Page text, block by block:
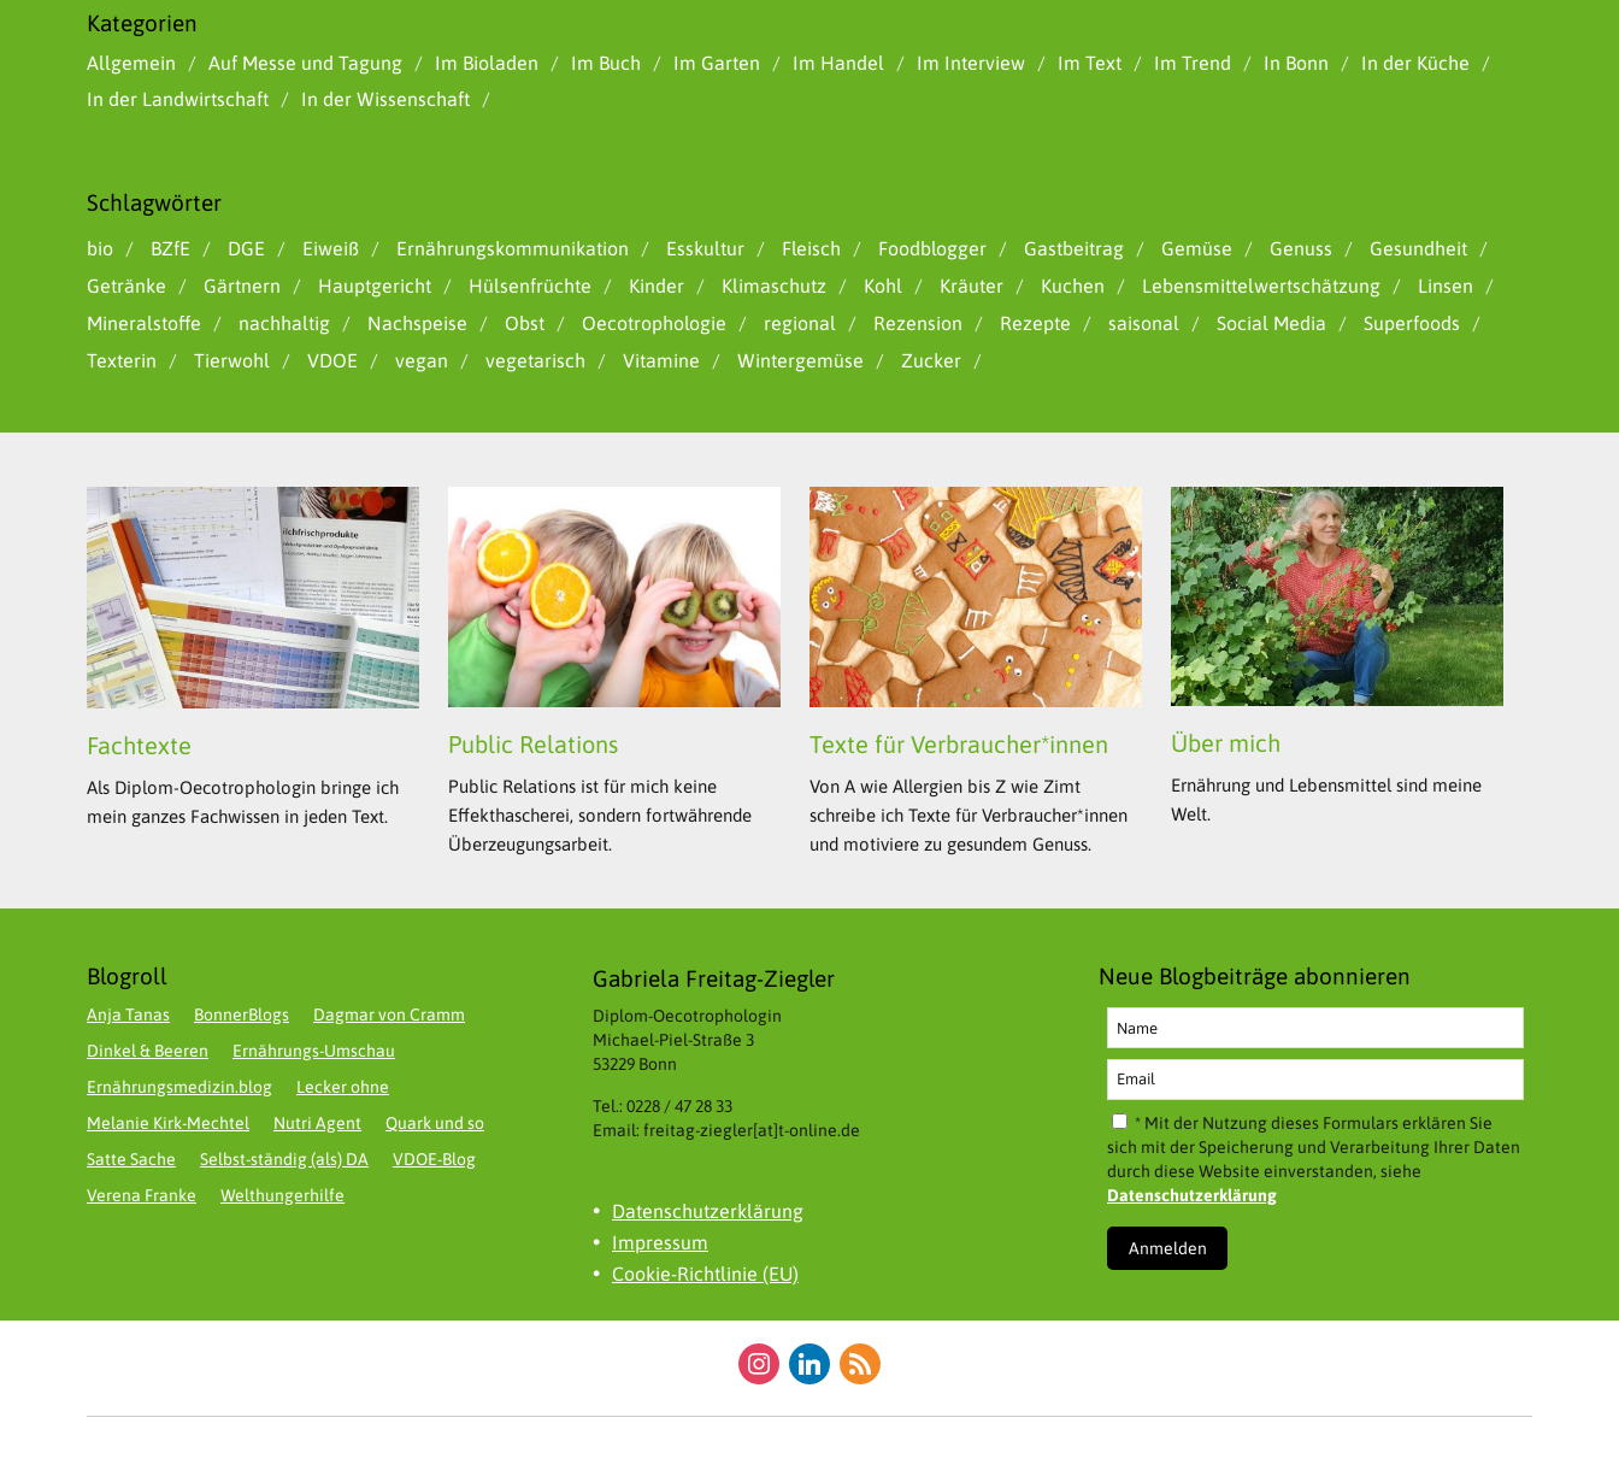
Kategorien
Allgemein Auf Messe und Tagung Im Bioladen Im Buch Im Garten Im Handel Im Interview Im Text Im Trend In Bonn
In der Küche
In der Landwirtschaft
In der Wissenschaft
Schlagwörter
bio BZfE DGE Eiweiß Ernährungskommunikation Esskultur Fleisch Foodblogger Gastbeitrag Gemüse Genuss
Gesundheit
Getränke
Gärtnern Hauptgericht Hülsenfrüchte Kinder Klimaschutz Kohl Kräuter Kuchen Lebensmittelwertschätzung
Linsen
Mineralstoffe
nachhaltig Nachspeise Obst Oecotrophologie regional Rezension Rezepte saisonal Social Media
Superfoods
Texterin
Tierwohl VDOE vegan vegetarisch Vitamine Wintergemüse Zucker
Fachtexte
Als Diplom-Oecotrophologin bringe ich
mein ganzes Fachwissen in jeden Text.
Public Relations
Public Relations ist für mich keine
Effekthascherei, sondern fortwährende
Überzeugungsarbeit.
Texte für Verbraucher*innen
Von A wie Allergien bis Z wie Zimt
schreibe ich Texte für Verbraucher*innen
und motiviere zu gesundem Genuss.
Über mich
Ernährung und Lebensmittel sind meine
Welt.
Blogroll
Anja Tanas BonnerBlogs
Dagmar von Cramm
Dinkel & Beeren
Ernährungs-Umschau
Ernährungsmedizin.blog
Lecker ohne
Melanie Kirk-Mechtel
Nutri Agent
Quark und so
Satte Sache
Selbst-ständig (als) DA
VDOE-Blog
Verena Franke
Welthungerhilfe
Gabriela Freitag-Ziegler
Diplom-Oecotrophologin
Michael-Piel-Straße 3
53229 Bonn
Tel.: 0228 / 47 28 33
Email: freitag-ziegler[at]t-online.de
Datenschutzerklärung
Impressum
Cookie-Richtlinie (EU)
Neue Blogbeiträge abonnieren
* Mit der Nutzung dieses Formulars erklären Sie
sich mit der Speicherung und Verarbeitung Ihrer Daten
durch diese Website einverstanden, siehe
Datenschutzerklärung
instagramlinkedinrss